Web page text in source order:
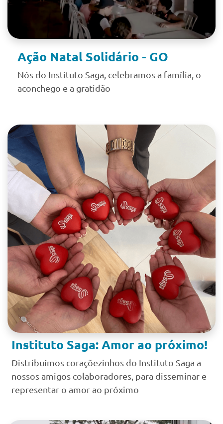
Ação Natal Solidário - GO
Nós do Instituto Saga, celebramos a família, o
aconchego e a gratidão
Instituto Saga: Amor ao próximo!
Distribuímos coraçõezinhos do Instituto Saga a
nossos amigos colaboradores, para disseminar e
representar o amor ao próximo